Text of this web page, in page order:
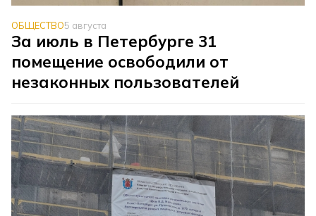
ОБЩЕСТВО5 августа
За июль в Петербурге 31
помещение освободили от
незаконных пользователей